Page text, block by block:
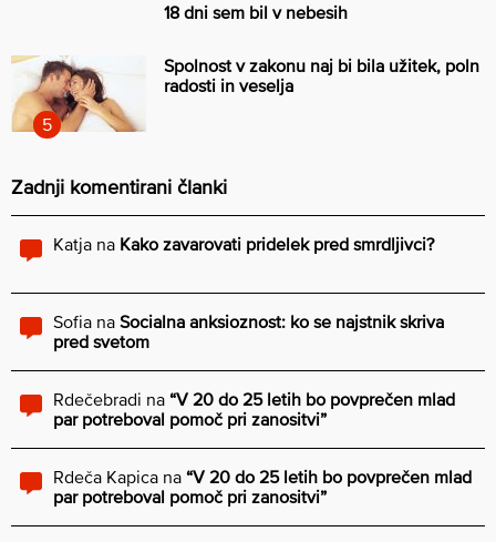
18 dni sem bil v nebesih
Spolnost v zakonu naj bi bila užitek, poln
radosti in veselja
Zadnji komentirani članki
Katja na Kako zavarovati pridelek pred smrdljivci?
Sofia na Socialna anksioznost: ko se najstnik skriva
pred svetom
Rdečebradi na “V 20 do 25 letih bo povprečen mlad
par potreboval pomoč pri zanositvi”
Rdeča Kapica na “V 20 do 25 letih bo povprečen mlad
par potreboval pomoč pri zanositvi”